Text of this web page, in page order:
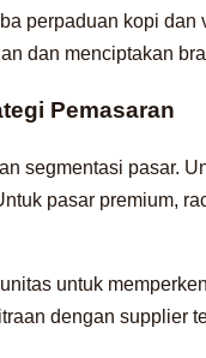
perpaduan kopi
dan menciptakan
Pemasaran
segmentasi pasar.
pasar premium,
untuk
dengan supplier